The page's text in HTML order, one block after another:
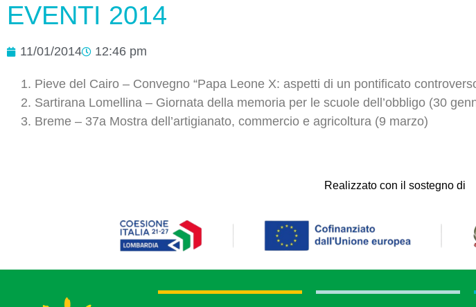
EVENTI 2014
11/01/2014 12:46 pm
Pieve del Cairo – Convegno “Papa Leone X: aspetti di un pontificato
Sartirana Lomellina – Giornata della memoria per le scuole dell’obbligo (30
Breme – 37a Mostra dell’artigianato, commercio e agricoltura (9 marzo)
Realizzato con il sostegno di